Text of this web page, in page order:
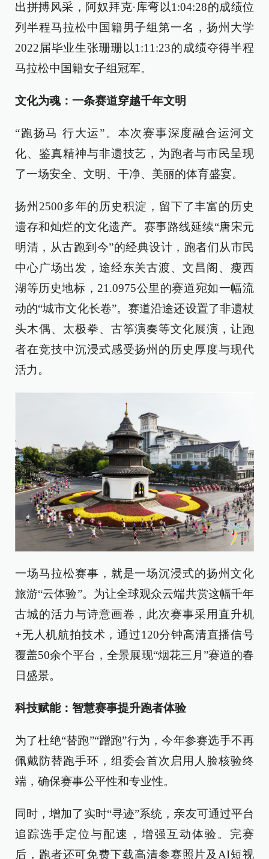
出拼搏风采，阿奴拜克·库弯以1:04:28的成绩位
列半程马拉松中国籍男子组第一名，扬州大学
2022届毕业生张珊珊以1:11:23的成绩夺得半程
马拉松中国籍女子组冠军。
文化为魂：一条赛道穿越千年文明
“跑扬马 行大运”。本次赛事深度融合运河文
化、鉴真精神与非遗技艺，为跑者与市民呈现
了一场安全、文明、干净、美丽的体育盛宴。
扬州2500多年的历史积淀，留下了丰富的历史
遗存和灿烂的文化遗产。赛事路线延续“唐宋元
明清，从古跑到今”的经典设计，跑者们从市民
中心广场出发，途经东关古渡、文昌阁、瘦西
湖等历史地标，21.0975公里的赛道宛如一幅流
动的“城市文化长卷”。赛道沿途还设置了非遗杖
头木偶、太极拳、古筝演奏等文化展演，让跑
者在竞技中沉浸式感受扬州的历史厚度与现代
活力。
一场马拉松赛事，就是一场沉浸式的扬州文化
旅游“云体验”。为让全球观众云端共赏这幅千年
古城的活力与诗意画卷，此次赛事采用直升机
+无人机航拍技术，通过120分钟高清直播信号
覆盖50余个平台，全景展现“烟花三月”赛道的春
日盛景。
科技赋能：智慧赛事提升跑者体验
为了杜绝“替跑”“蹭跑”行为，今年参赛选手不再
佩戴防替跑手环，组委会首次启用人脸核验终
端，确保赛事公平性和专业性。
同时，增加了实时“寻迹”系统，亲友可通过平台
追踪选手定位与配速，增强互动体验。完赛
后，跑者还可免费下载高清参赛照片及AI短视